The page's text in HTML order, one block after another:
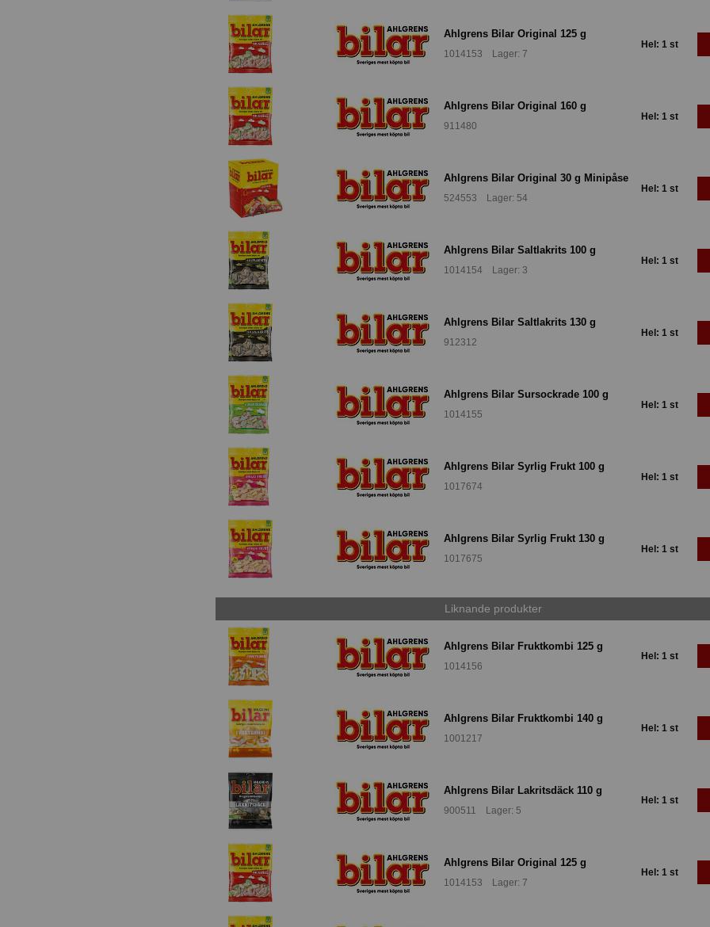
Ahlgrens Bilar Original 125 g
1014153 Lager: 7
Hel: 1 st
Ahlgrens Bilar Original 160 g
911480
Hel: 1 st
Ahlgrens Bilar Original 30 g Minipåse
524553 Lager: 54
Hel: 1 st
Ahlgrens Bilar Saltlakrits 100 g
1014154 Lager: 3
Hel: 1 st
Ahlgrens Bilar Saltlakrits 130 g
912312
Hel: 1 st
Ahlgrens Bilar Sursockrade 100 g
1014155
Hel: 1 st
Ahlgrens Bilar Syrlig Frukt 100 g
1017674
Hel: 1 st
Ahlgrens Bilar Syrlig Frukt 130 g
1017675
Hel: 1 st
Liknande produkter
Ahlgrens Bilar Fruktkombi 125 g
1014156
Hel: 1 st
Ahlgrens Bilar Fruktkombi 140 g
1001217
Hel: 1 st
Ahlgrens Bilar Lakritsdäck 110 g
900511 Lager: 5
Hel: 1 st
Ahlgrens Bilar Original 125 g
1014153 Lager: 7
Hel: 1 st